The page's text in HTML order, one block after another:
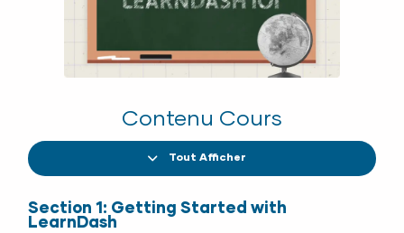
Contenu Cours
Tout Afficher
Section 1: Getting Started with
LearnDash